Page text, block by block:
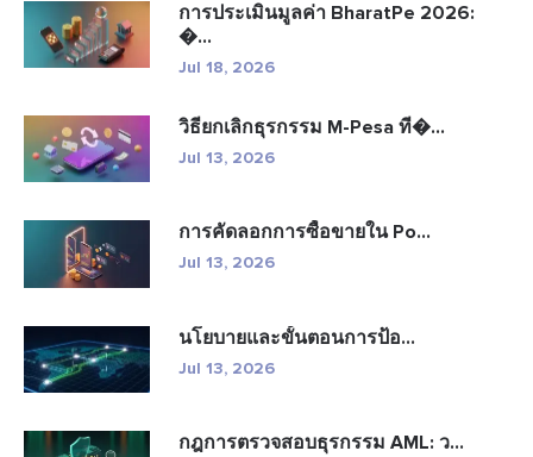
การประเมินมูลค่า BharatPe 2026:
�...
Jul 18, 2026
วิธียกเลิกธุรกรรม M-Pesa ที�...
Jul 13, 2026
การคัดลอกการซื้อขายใน Po...
Jul 13, 2026
นโยบายและขั้นตอนการป้อ...
Jul 13, 2026
กฎการตรวจสอบธุรกรรม AML: ว...